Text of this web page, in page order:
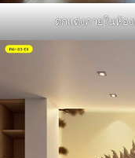
ตกแต่งภายในห้อ